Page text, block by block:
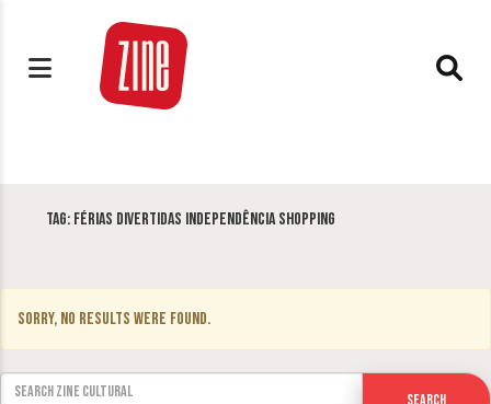
Tag: Férias Divertidas Independência Shopping
Sorry, no results were found.
Search for:
Search